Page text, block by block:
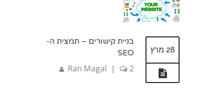
28 מרץ
בניית קישורים – תמצית ה-
SEO
Ran Magal | 2